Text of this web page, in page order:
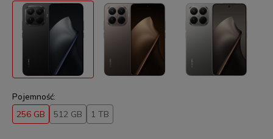
Pojemność:
256 GB 512 GB 1 TB